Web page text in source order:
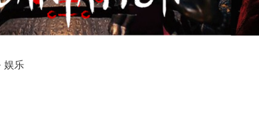
娱乐